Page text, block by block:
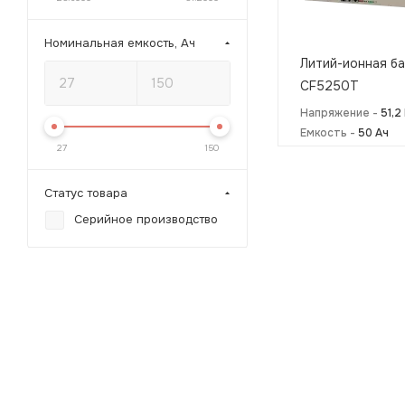
Литий-ионная
CF5250Т
Напряжение - 51,2
Емкость - 50 Ач
Номинальная емкость, Ач
27 150
Статус товара
Серийное производство